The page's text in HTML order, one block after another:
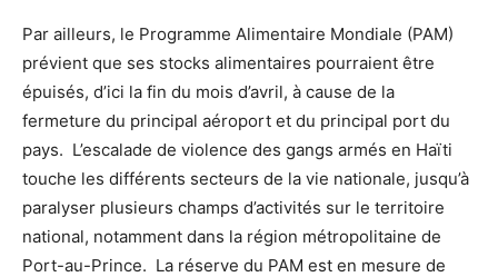
Par ailleurs, le Programme Alimentaire Mondiale (PAM)
prévient que ses stocks alimentaires pourraient être
épuisés, d’ici la fin du mois d’avril, à cause de la
fermeture du principal aéroport et du principal port du
pays. L’escalade de violence des gangs armés en Haïti
touche les différents secteurs de la vie nationale, jusqu’à
paralyser plusieurs champs d’activités sur le territoire
national, notamment dans la région métropolitaine de
Port-au-Prince. La réserve du PAM est en mesure de